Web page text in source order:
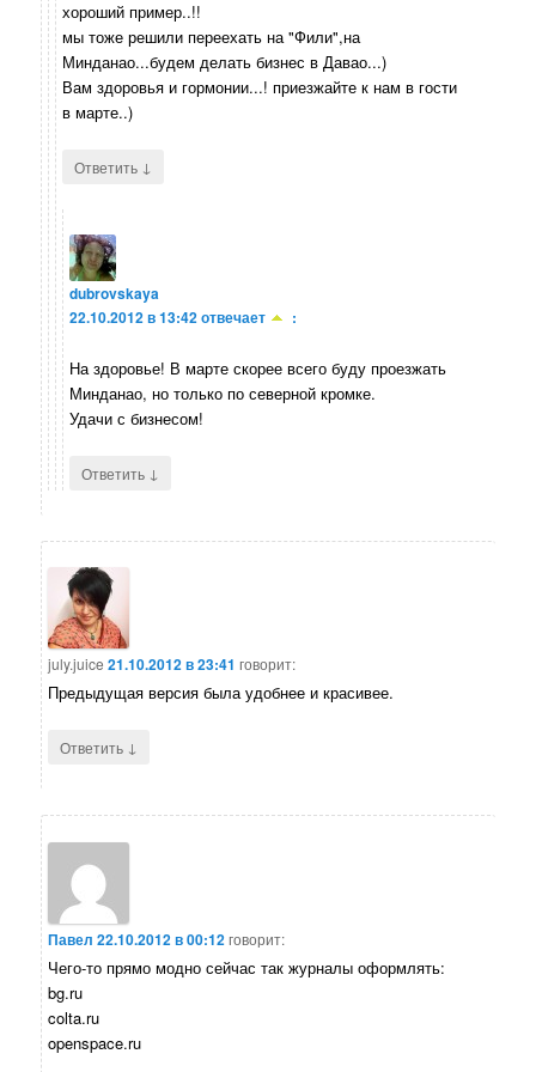
хороший пример..!!
мы тоже решили переехать на "Фили",на
Минданао...будем делать бизнес в Давао...)
Вам здоровья и гормонии...! приезжайте к нам в гости
в марте..)
Ответить ↓
dubrovskaya
22.10.2012 в 13:42отвечает :
На здоровье! В марте скорее всего буду проезжать
Минданао, но только по северной кромке.
Удачи с бизнесом!
Ответить ↓
july.juice 21.10.2012 в 23:41 говорит:
Предыдущая версия была удобнее и красивее.
Ответить ↓
Павел 22.10.2012 в 00:12говорит:
Чего-то прямо модно сейчас так журналы оформлять:
bg.ru
colta.ru
openspace.ru